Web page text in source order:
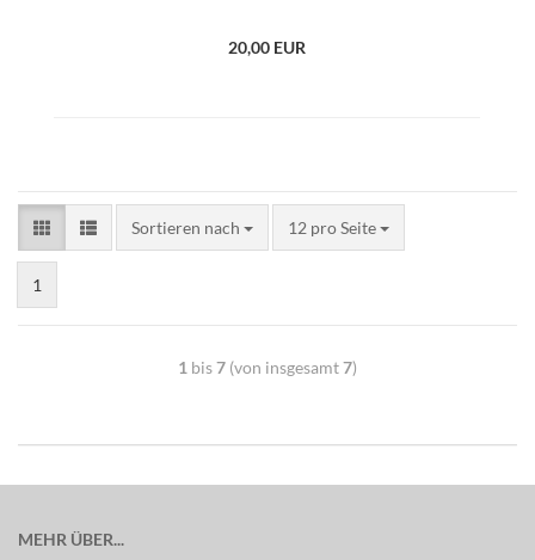
20,00 EUR
Sortieren nach 12 pro Seite
1
1 bis7 (von insgesamt7)
MEHR ÜBER...